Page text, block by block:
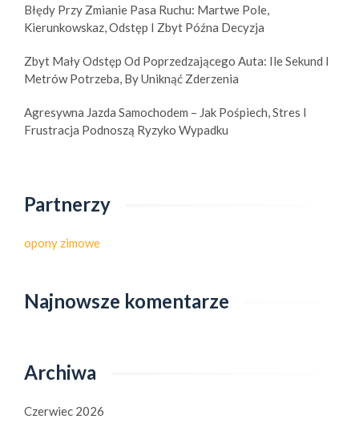
Błędy Przy Zmianie Pasa Ruchu: Martwe Pole,
Kierunkowskaz, Odstęp I Zbyt Późna Decyzja
Zbyt Mały Odstęp Od Poprzedzającego Auta: Ile Sekund I
Metrów Potrzeba, By Uniknąć Zderzenia
Agresywna Jazda Samochodem – Jak Pośpiech, Stres I
Frustracja Podnoszą Ryzyko Wypadku
Partnerzy
opony zimowe
Najnowsze komentarze
Archiwa
Czerwiec 2026